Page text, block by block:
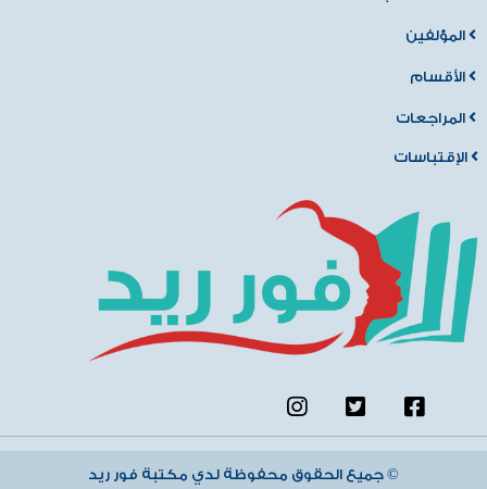
المؤلفين
الأقسام
المراجعات
الإقتباسات
جميع الحقوق محفوظة لدي مكتبة فور ريد ©